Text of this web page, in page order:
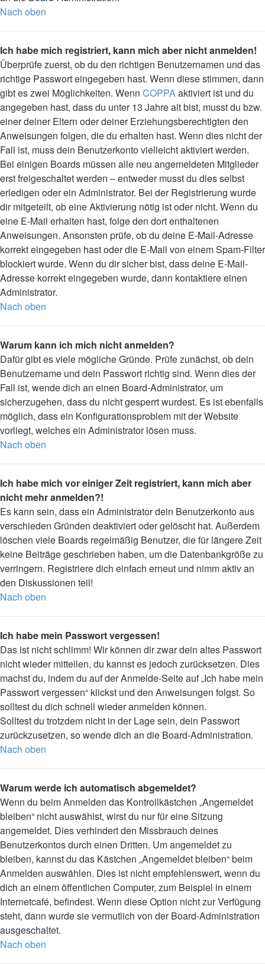
Nach oben
Ich habe mich registriert, kann mich aber nicht anmelden!
Überprüfe zuerst, ob du den richtigen Benutzernamen und das
richtige Passwort eingegeben hast. Wenn diese stimmen, dann
gibt es zwei Möglichkeiten. Wenn COPPAaktiviert ist und du
angegeben hast, dass du unter 13 Jahre alt bist, musst du bzw.
einer deiner Eltern oder deiner Erziehungsberechtigten den
Anweisungen folgen, die du erhalten hast. Wenn dies nicht der
Fall ist, muss dein Benutzerkonto vielleicht aktiviert werden.
Bei einigen Boards müssen alle neu angemeldeten Mitglieder
erst freigeschaltet werden – entweder musst du dies selbst
erledigen oder ein Administrator. Bei der Registrierung wurde
dir mitgeteilt, ob eine Aktivierung nötig ist oder nicht. Wenn du
eine E-Mail erhalten hast, folge den dort enthaltenen
Anweisungen. Ansonsten prüfe, ob du deine E-Mail-Adresse
korrekt eingegeben hast oder die E-Mail von einem Spam-Filter
blockiert wurde. Wenn du dir sicher bist, dass deine E-Mail-
Adresse korrekt eingegeben wurde, dann kontaktiere einen
Administrator.
Nach oben
Warum kann ich mich nicht anmelden?
Dafür gibt es viele mögliche Gründe. Prüfe zunächst, ob dein
Benutzername und dein Passwort richtig sind. Wenn dies der
Fall ist, wende dich an einen Board-Administrator, um
sicherzugehen, dass du nicht gesperrt wurdest. Es ist ebenfalls
möglich, dass ein Konfigurationsproblem mit der Website
vorliegt, welches ein Administrator lösen muss.
Nach oben
Ich habe mich vor einiger Zeit registriert, kann mich aber
nicht mehr anmelden?!
Es kann sein, dass ein Administrator dein Benutzerkonto aus
verschieden Gründen deaktiviert oder gelöscht hat. Außerdem
löschen viele Boards regelmäßig Benutzer, die für längere Zeit
keine Beiträge geschrieben haben, um die Datenbankgröße zu
verringern. Registriere dich einfach erneut und nimm aktiv an
den Diskussionen teil!
Nach oben
Ich habe mein Passwort vergessen!
Das ist nicht schlimm! Wir können dir zwar dein altes Passwort
nicht wieder mitteilen, du kannst es jedoch zurücksetzen. Dies
machst du, indem du auf der Anmelde-Seite auf „Ich habe mein
Passwort vergessen“ klickst und den Anweisungen folgst. So
solltest du dich schnell wieder anmelden können.
Solltest du trotzdem nicht in der Lage sein, dein Passwort
zurückzusetzen, so wende dich an die Board-Administration.
Nach oben
Warum werde ich automatisch abgemeldet?
Wenn du beim Anmelden das Kontrollkästchen „Angemeldet
bleiben“ nicht auswählst, wirst du nur für eine Sitzung
angemeldet. Dies verhindert den Missbrauch deines
Benutzerkontos durch einen Dritten. Um angemeldet zu
bleiben, kannst du das Kästchen „Angemeldet bleiben“ beim
Anmelden auswählen. Dies ist nicht empfehlenswert, wenn du
dich an einem öffentlichen Computer, zum Beispiel in einem
Internetcafé, befindest. Wenn diese Option nicht zur Verfügung
steht, dann wurde sie vermutlich von der Board-Administration
ausgeschaltet.
Nach oben